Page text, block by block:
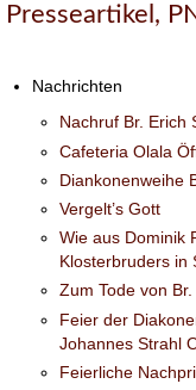
Presseartikel,
Nachrichten
Nachruf Br. Erich
Cafeteria Olala
Diankonenweihe
Vergelt’s Gott
Wie aus Dominik
Klosterbruders in
Zum Tode von
Feier der
Johannes Strahl
Feierliche